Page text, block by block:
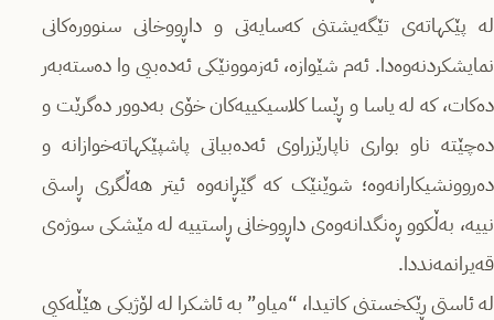
لە پێکهاتەی تێگەیشتنی کەسایەتی و داڕووخانی سنوورەکانی
نمایشکردنەوه‌دا. ئەم شێوازە، ئەزموونێکی ئەدەبیی وا ده‌سته‌به‌ر
دەکات، کە لە یاسا و ڕێسا کلاسیکییه‌كان خۆی به‌دوور ده‌گرێت و
دەچێتە ناو بواری ناپارێزراوی ئەدەبیاتی پاشپێكهاته‌خوازانه‌ و
دەروونشیکارانه‌وه‌؛ شوێنێک کە گێڕانەوە ئیتر هەڵگری ڕاستی
نییه‌، بەڵکوو ڕەنگدانەوەی داڕووخانی ڕاستییە لە مێشکی سوژەی
قەیرانمه‌نددا.
لە ئاستی ڕێکخستنی کاتیدا، “میاو” بە ئاشکرا لە لۆژیکی هێڵه‌کیی